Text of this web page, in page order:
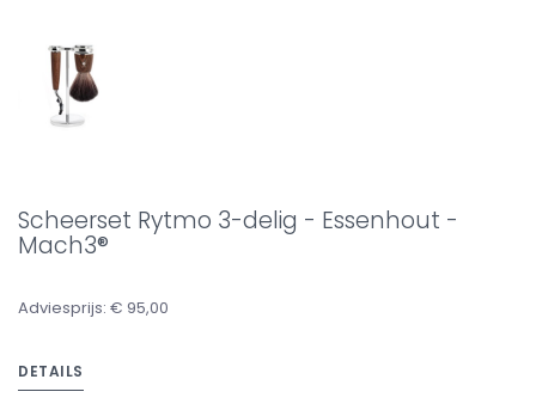
Scheerset Rytmo 3-delig - Essenhout -
Mach3®
Adviesprijs: € 95,00
DETAILS